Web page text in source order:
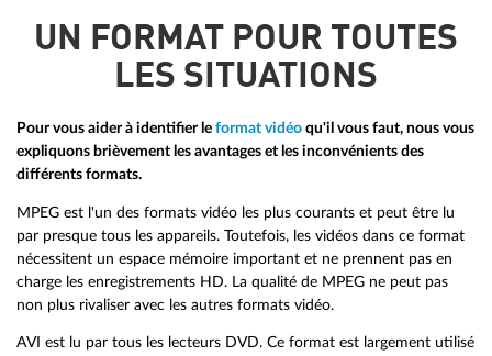
UN FORMAT POUR TOUTES
LES SITUATIONS
Pour vous aider à identifier le format vidéo qu'il vous faut, nous vous
expliquons brièvement les avantages et les inconvénients des
différents formats.
MPEG est l'un des formats vidéo les plus courants et peut être lu
par presque tous les appareils. Toutefois, les vidéos dans ce format
nécessitent un espace mémoire important et ne prennent pas en
charge les enregistrements HD. La qualité de MPEG ne peut pas
non plus rivaliser avec les autres formats vidéo.
AVI est lu par tous les lecteurs DVD. Ce format est largement utilisé